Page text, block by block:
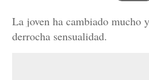
La joven ha cambiado mucho
derrocha sensualidad.